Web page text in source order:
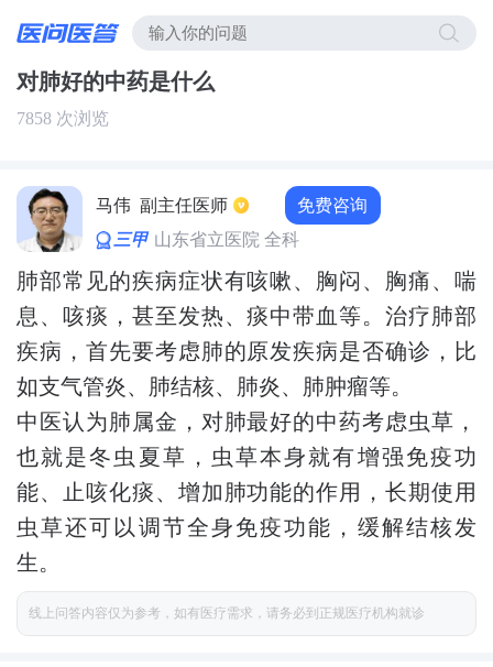
对肺好的中药是什么
7858 次浏览
马伟 副主任医师 免费咨询
三甲 山东省立医院 全科
肺部常见的疾病症状有咳嗽、胸闷、胸痛、喘
息、咳痰，甚至发热、痰中带血等。治疗肺部
疾病，首先要考虑肺的原发疾病是否确诊，比
如支气管炎、肺结核、肺炎、肺肿瘤等。
中医认为肺属金，对肺最好的中药考虑虫草，
也就是冬虫夏草，虫草本身就有增强免疫功
能、止咳化痰、增加肺功能的作用，长期使用
虫草还可以调节全身免疫功能，缓解结核发
生。
线上问答内容仅为参考，如有医疗需求，请务必到正规医疗机构就诊